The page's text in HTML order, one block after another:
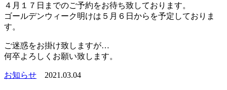
４月１７日までのご予約をお待ち致しております。
ゴールデンウィーク明けは５月６日からを予定しておりま
す。
ご迷惑をお掛け致しますが…
何卒よろしくお願い致します。
お知らせ 2021.03.04